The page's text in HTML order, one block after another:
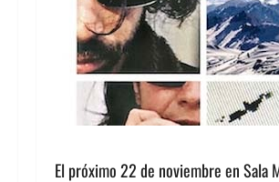
El próximo 22 de noviembre en Sala